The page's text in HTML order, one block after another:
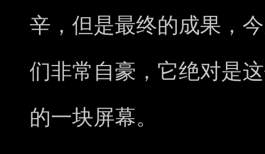
辛，但是最终的成果，
们非常自豪，它绝对是
的一块屏幕。